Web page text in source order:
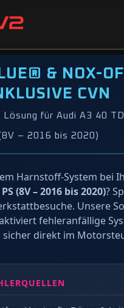
& NOX-
CVN
Lösung für Audi A3 40
– 2016 bis 2020)
Harnstoff-System bei
(8V – 2016 bis 2020)?
Unsere
fehleranfällige
direkt im